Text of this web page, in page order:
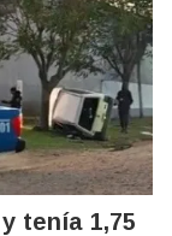
tenía 1,75